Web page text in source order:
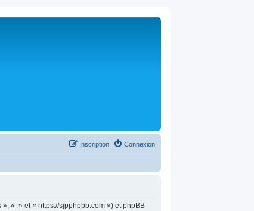
Connexion
Inscription
« » et « https://sjpphpbb.com ») et phpBB